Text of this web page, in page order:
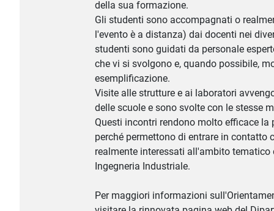
della sua formazione.
Gli studenti sono accompagnati o
l'evento è a distanza) dai docenti nei
studenti sono guidati da personale
che vi si svolgono e, quando possibile,
esemplificazione.
Visite alle strutture e ai laboratori
delle scuole e sono svolte con le stesse
Questi incontri rendono molto efficace la
perché permettono di entrare in contatto
realmente interessati all'ambito tematico
Ingegneria Industriale.
Per maggiori informazioni